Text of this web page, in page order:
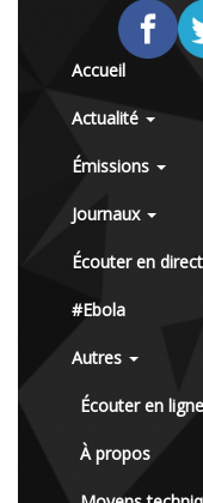
Accueil
Actualité
Émissions
Journaux
Écouter en direct
#Ebola
Autres
Écouter en ligne
À propos